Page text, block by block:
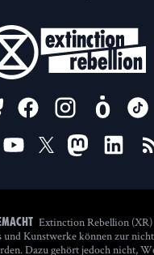
US ON
Extinction Rebellion
und Kunstwerke können zur
Dazu gehört jedoch nicht,